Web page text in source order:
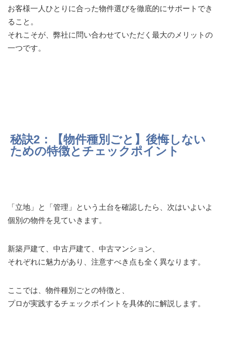
お客様一人ひとりに合った物件選びを徹底的にサポートでき
ること。
それこそが、弊社に問い合わせていただく最大のメリットの
一つです。
秘訣2：【物件種別ごと】後悔しない
ための特徴とチェックポイント
「立地」と「管理」という土台を確認したら、次はいよいよ
個別の物件を見ていきます。
新築戸建て、中古戸建て、中古マンション、
それぞれに魅力があり、注意すべき点も全く異なります。
ここでは、物件種別ごとの特徴と、
プロが実践するチェックポイントを具体的に解説します。